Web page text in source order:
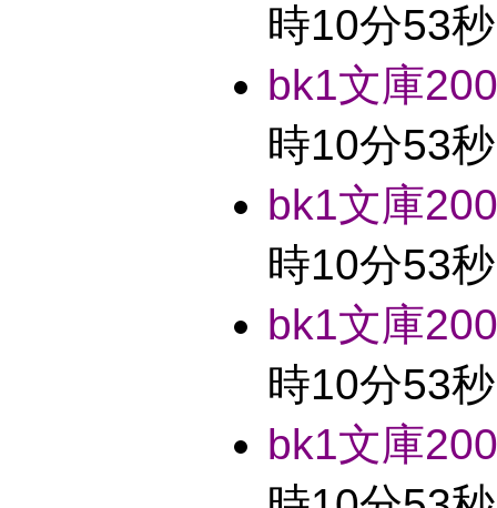
時10分53秒
bk1文庫
時10分53秒
bk1文庫
時10分53秒
bk1文庫
時10分53秒
bk1文庫